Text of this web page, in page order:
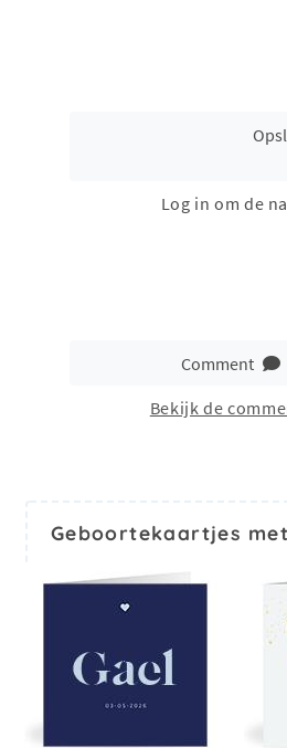
Log in om de
Comment
Bekijk de
Geboortekaartjes